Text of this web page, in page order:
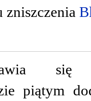
zniszczenia
piątym